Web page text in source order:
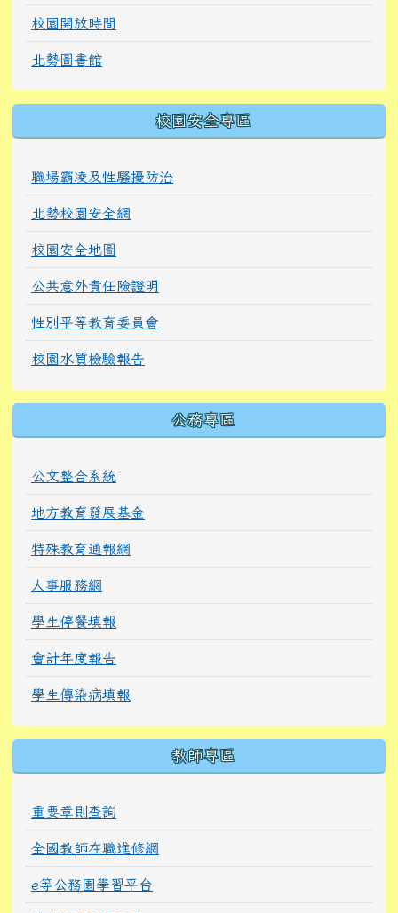
校園開放時間
北勢圖書館
校園安全專區
職場霸凌及性騷擾防治
北勢校園安全網
校園安全地圖
公共意外責任險證明
性別平等教育委員會
校園水質檢驗報告
公務專區
公文整合系統
地方教育發展基金
特殊教育通報網
人事服務網
學生停餐填報
會計年度報告
學生傳染病填報
教師專區
重要章則查詢
全國教師在職進修網
e等公務園學習平台